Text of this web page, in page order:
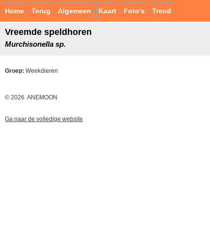
Home Terug Algemeen Kaart Foto's Trend
Vreemde speldhoren
Murchisonella sp.
Groep: Weekdieren
© 2026 ANEMOON
Ga naar de volledige website